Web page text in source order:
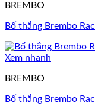
BREMBO
Bố thắng Brembo
Xem nhanh
BREMBO
Bố thắng Brembo